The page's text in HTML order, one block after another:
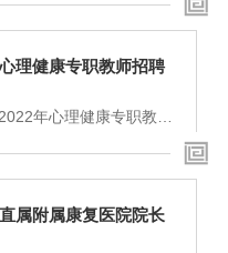
下：一、学院简介康养
下设的二级学院，位于
（本）、智慧健康养老
）、护理（专）七个专
专业群建设重点工...
理健康专职教师招聘
年心理健康专职教师
向社会在职、非在职人
体如下：一、招聘岗
究生及以上学历；心理
有较好的文字工作能
属附属康复医院院长